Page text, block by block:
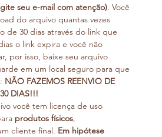
seu e-mail com atenção). Você
do arquivo quantas vezes
de 30 dias através do link que
o link expira e você não
por isso, baixe seu arquivo
em um local seguro para que
NÃO FAZEMOS REENVIO DE
DIAS!!!
você tem licença de uso
produtos físicos,
cliente final. Em hipótese